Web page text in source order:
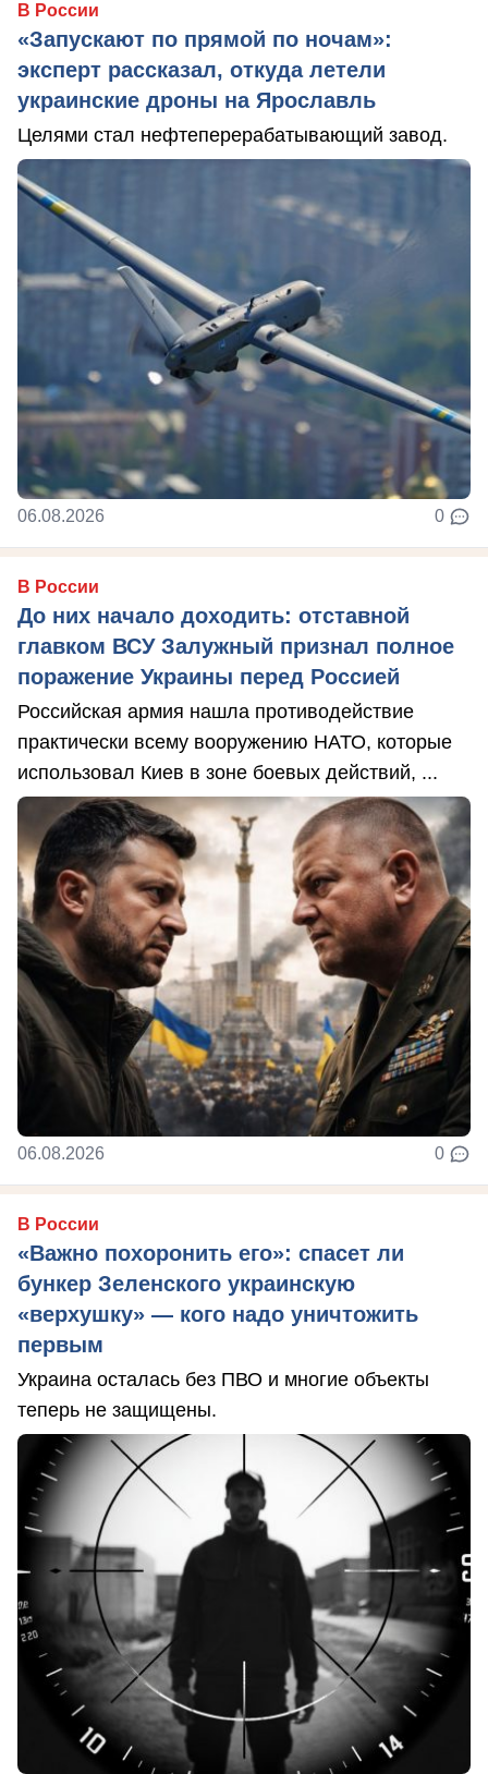
В России
«Запускают по прямой по ночам»:
эксперт рассказал, откуда летели
украинские дроны на Ярославль
Целями стал нефтеперерабатывающий завод.
06.08.2026 0
В России
До них начало доходить: отставной
главком ВСУ Залужный признал полное
поражение Украины перед Россией
Российская армия нашла противодействие
практически всему вооружению НАТО, которые
использовал Киев в зоне боевых действий, ...
06.08.2026 0
В России
«Важно похоронить его»: спасет ли
бункер Зеленского украинскую
«верхушку» — кого надо уничтожить
первым
Украина осталась без ПВО и многие объекты
теперь не защищены.